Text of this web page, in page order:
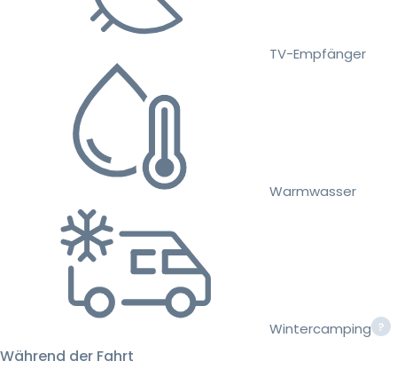
TV-Empfänger
Warmwasser
Wintercamping
Während der Fahrt